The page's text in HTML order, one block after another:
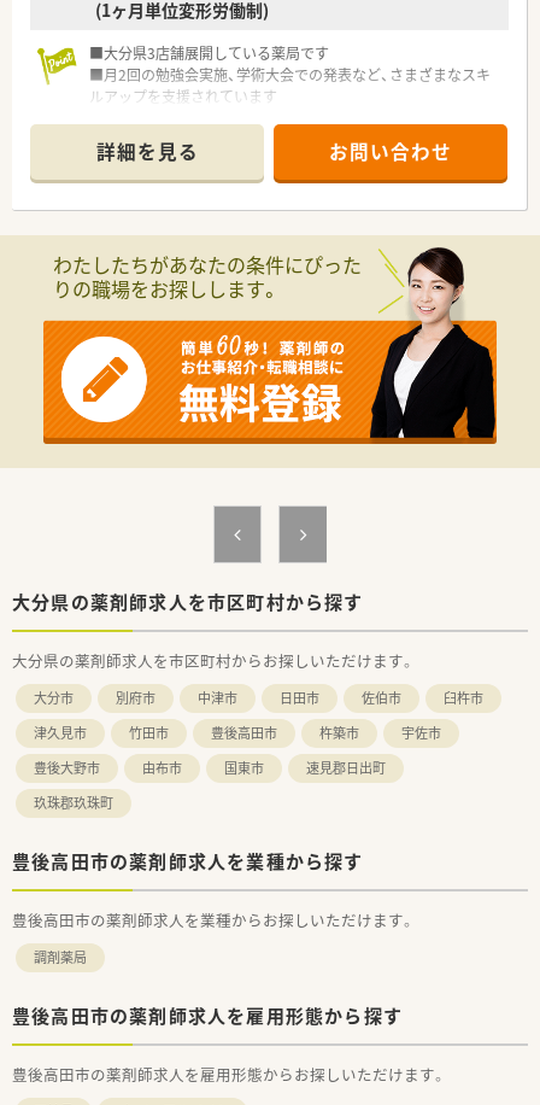
(1ヶ月単位変形労働制)
■大分県3店舗展開している薬局です
■月2回の勉強会実施、学術大会での発表など、さまざまなスキ
ルアップを支援されています
い方にもオススメの薬局です
■産休・育休取得実績もございます。
＜店舗情報＞
■健康サポート薬局の認定を受けている店舗です。
■必要に応じて栄養士による栄養指導も行っています。
詳細を見る お問い合わせ
わたしたちがあなたの条件にぴった
りの職場をお探しします。
大分県の薬剤師求人を市区町村から探す
大分県の薬剤師求人を市区町村からお探しいただけます。
大分市 別府市 中津市 日田市 佐伯市
臼杵市
津久見市
竹田市 豊後高田市 杵築市
宇佐市
豊後大野市
由布市 国東市
速見郡日出町
玖珠郡玖珠町
豊後高田市の薬剤師求人を業種から探す
豊後高田市の薬剤師求人を業種からお探しいただけます。
調剤薬局
豊後高田市の薬剤師求人を雇用形態から探す
豊後高田市の薬剤師求人を雇用形態からお探しいただけます。